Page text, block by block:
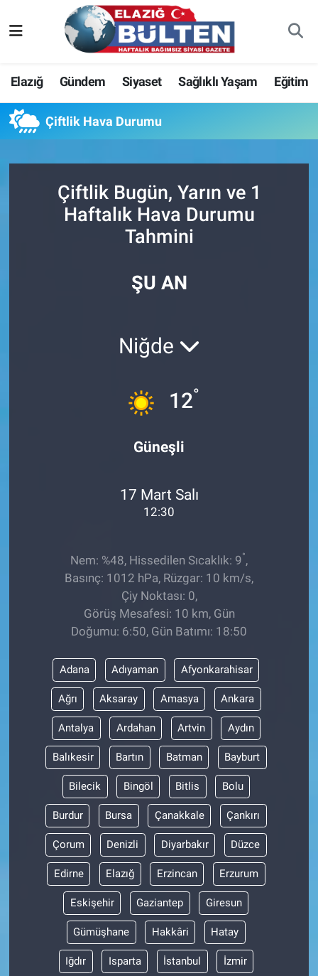
Elazığ Gündem Siyaset Sağlıklı Yaşam Eğitim
Çiftlik Hava Durumu
Çiftlik Bugün, Yarın ve 1
Haftalık Hava Durumu
Tahmini
ŞU AN
Niğde
12°
Güneşli
17 Mart Salı
12:30
Nem: %48, Hissedilen Sıcaklık: 9°,
Basınç: 1012 hPa, Rüzgar: 10 km/s,
Çiy Noktası: 0,
Görüş Mesafesi: 10 km, Gün
Doğumu: 6:50, Gün Batımı: 18:50
Adana Adıyaman Afyonkarahisar
Ağrı Aksaray Amasya Ankara
Antalya Ardahan Artvin Aydın
Balıkesir Bartın Batman Bayburt
Bilecik Bingöl Bitlis Bolu
Burdur Bursa Çanakkale Çankırı
Çorum Denizli Diyarbakır Düzce
Edirne Elazığ Erzincan Erzurum
Eskişehir Gaziantep Giresun
Gümüşhane Hakkâri Hatay
Iğdır Isparta İstanbul İzmir
Asayiş
Bilim-Teknoloji
Eğitim
Ekonomi
Elazığ
Nöbetçi Eczaneler
Hava Durumu
Namaz Vakitleri
Trafik Durumu
Süper Lig Puan Durumu ve Fikstür
Son Dakika Haberleri